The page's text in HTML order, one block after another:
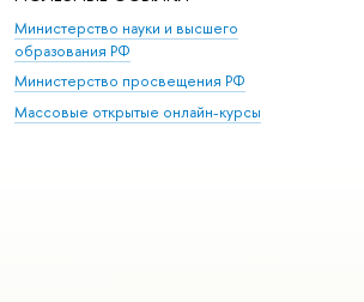
Министерство науки и высшего
образования РФ
Министерство просвещения РФ
Массовые открытые онлайн-курсы